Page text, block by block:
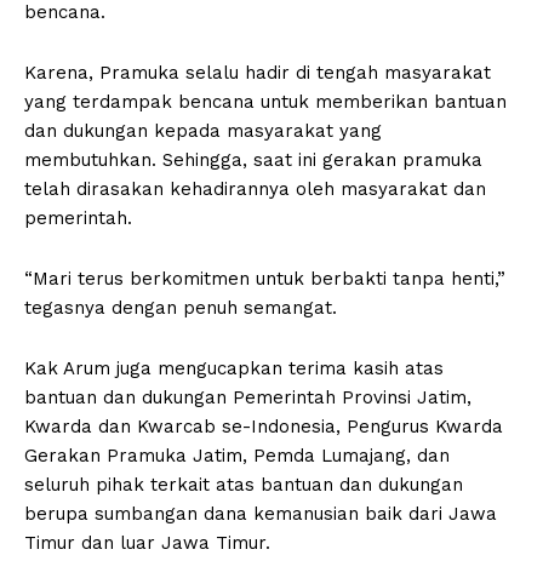
bencana.
Karena, Pramuka selalu hadir di tengah masyarakat
yang terdampak bencana untuk memberikan bantuan
dan dukungan kepada masyarakat yang
membutuhkan. Sehingga, saat ini gerakan pramuka
telah dirasakan kehadirannya oleh masyarakat dan
pemerintah.
“Mari terus berkomitmen untuk berbakti tanpa henti,”
tegasnya dengan penuh semangat.
Kak Arum juga mengucapkan terima kasih atas
bantuan dan dukungan Pemerintah Provinsi Jatim,
Kwarda dan Kwarcab se-Indonesia, Pengurus Kwarda
Gerakan Pramuka Jatim, Pemda Lumajang, dan
seluruh pihak terkait atas bantuan dan dukungan
berupa sumbangan dana kemanusian baik dari Jawa
Timur dan luar Jawa Timur.